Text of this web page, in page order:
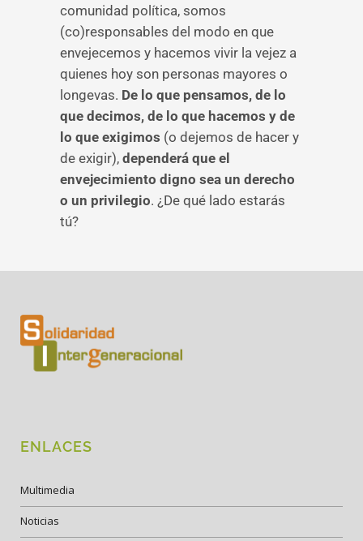
comunidad política, somos
(co)responsables del modo en que
envejecemos y hacemos vivir la vejez a
quienes hoy son personas mayores o
longevas. De lo que pensamos, de lo
que decimos, de lo que hacemos y de
lo que exigimos (o dejemos de hacer y
de exigir), dependerá que el
envejecimiento digno sea un derecho
o un privilegio. ¿De qué lado estarás
tú?
ENLACES
Multimedia
Noticias